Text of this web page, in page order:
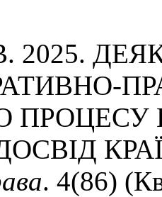
2025.
ПРОЦЕСУ
. 4(86)